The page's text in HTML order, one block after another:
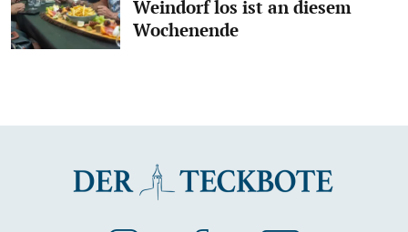
Weindorf los ist an diesem
Wochenende